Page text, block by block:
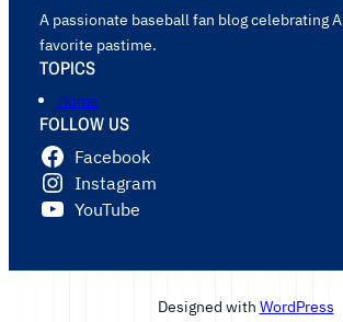
A passionate baseball fan blog celebrating
favorite pastime.
TOPICS
Home
FOLLOW US
Facebook
Instagram
YouTube
Designed with WordPress